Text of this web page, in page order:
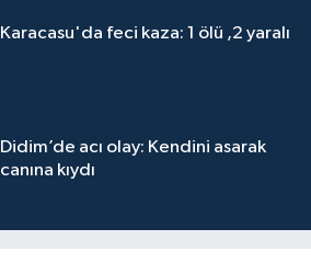
Karacasu'da feci kaza: 1 ölü ,2 yaralı
Didim’de acı olay: Kendini asarak
canına kıydı